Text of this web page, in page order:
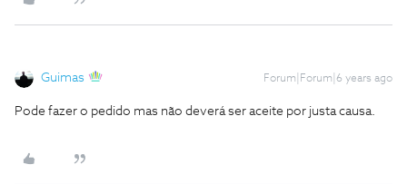
Guimas Forum|Forum|6 years ago
Pode fazer o pedido mas não deverá ser aceite por justa causa.